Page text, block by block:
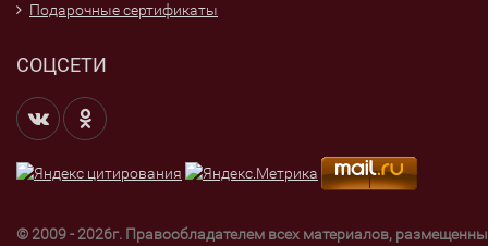
Подарочные сертификаты
СОЦСЕТИ
© 2009 - 2026г. Правообладателем всех материалов,